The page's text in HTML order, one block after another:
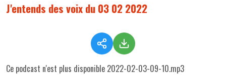
J'entends des voix du 03 02 2022
Ce podcast n'est plus disponible 2022-02-03-09-10.mp3